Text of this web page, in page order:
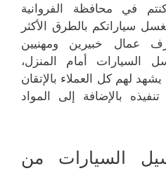
في محافظة الفروانية
سياراتكم بالطرق الأكثر
عمال خبيرين ومهنيين
أمام المنزل،
لهم كل العملاء بالإتقان
بالإضافة إلى المواد
السيارات من